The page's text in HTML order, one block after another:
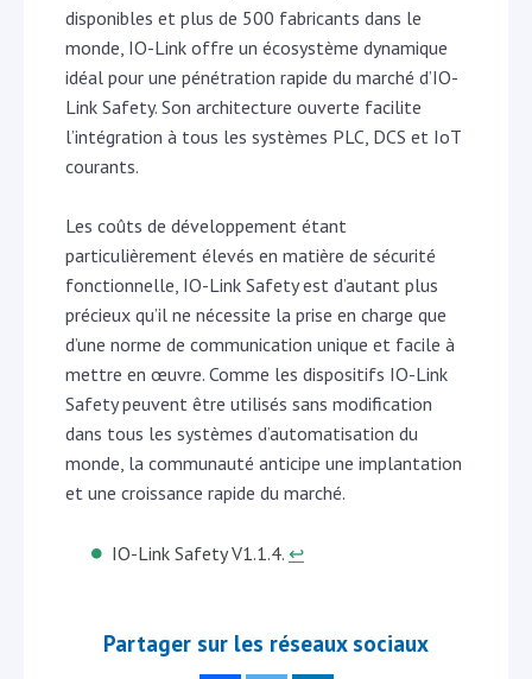
disponibles et plus de 500 fabricants dans le
monde, IO-Link offre un écosystème dynamique
idéal pour une pénétration rapide du marché d’IO-
Link Safety. Son architecture ouverte facilite
l’intégration à tous les systèmes PLC, DCS et IoT
courants.
Les coûts de développement étant
particulièrement élevés en matière de sécurité
fonctionnelle, IO-Link Safety est d’autant plus
précieux qu’il ne nécessite la prise en charge que
d’une norme de communication unique et facile à
mettre en œuvre. Comme les dispositifs IO-Link
Safety peuvent être utilisés sans modification
dans tous les systèmes d’automatisation du
monde, la communauté anticipe une implantation
et une croissance rapide du marché.
IO-Link Safety V1.1.4. ↩︎
Partager sur les réseaux sociaux